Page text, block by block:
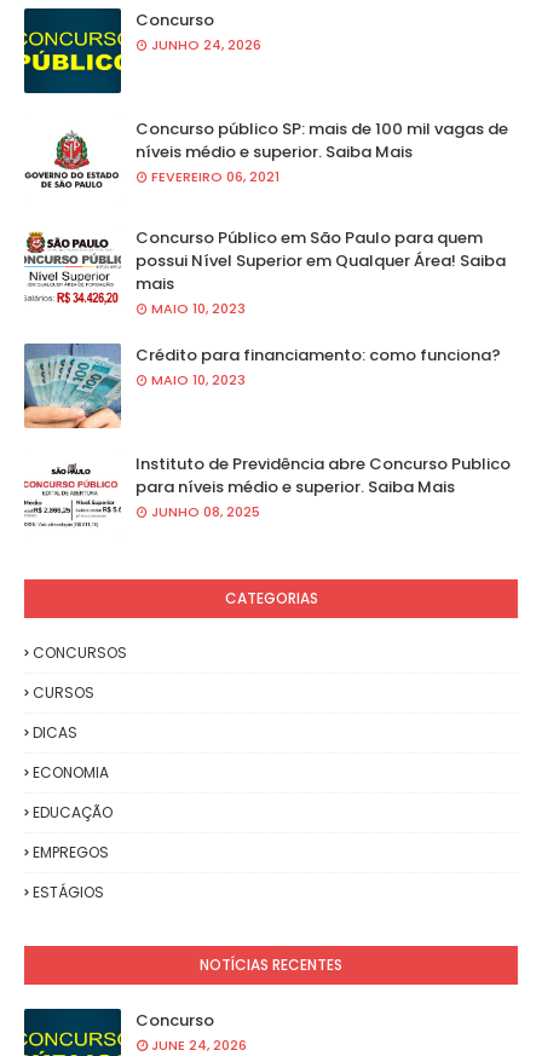
Concurso
JUNHO 24, 2026
Concurso público SP: mais de 100 mil vagas de
níveis médio e superior. Saiba Mais
FEVEREIRO 06, 2021
Concurso Público em São Paulo para quem
possui Nível Superior em Qualquer Área! Saiba
mais
MAIO 10, 2023
Crédito para financiamento: como funciona?
MAIO 10, 2023
Instituto de Previdência abre Concurso Publico
para níveis médio e superior. Saiba Mais
JUNHO 08, 2025
CATEGORIAS
CONCURSOS
CURSOS
DICAS
ECONOMIA
EDUCAÇÃO
EMPREGOS
ESTÁGIOS
NOTÍCIAS RECENTES
Concurso
JUNE 24, 2026